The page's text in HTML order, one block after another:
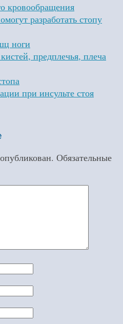
кровообращения
разработать стопу
ноги
предплечья, плеча
при инсульте стоя
Обязательные